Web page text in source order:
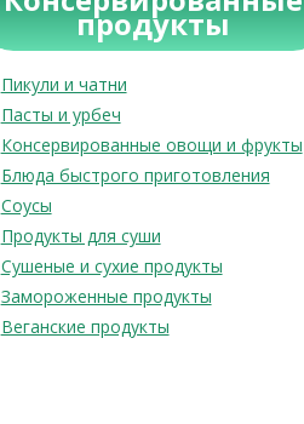
продукты
Пикули и чатни
Пасты и урбеч
Консервированные овощи и фрукты
Блюда быстрого приготовления
Соусы
Продукты для суши
Сушеные и сухие продукты
Замороженные продукты
Веганские продукты